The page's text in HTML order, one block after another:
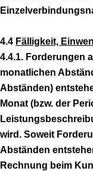
4.4 Fälligkeit,
4.4.1. Forderungen
monatlichen
Abständen)
Monat (bzw. der
wird. Soweit
Abständen
Rechnung beim